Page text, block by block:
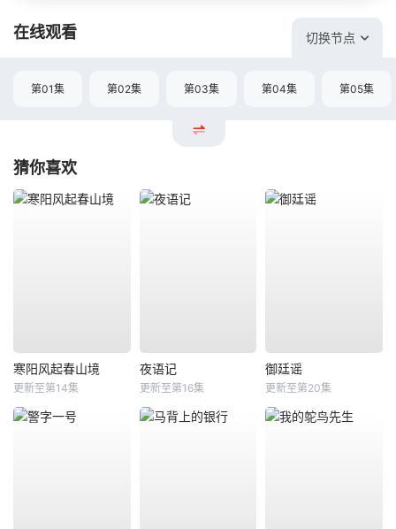
在线观看 切换节点
第01集 第02集 第03集 第04集 第05集
猜你喜欢
寒阳风起春山境
更新至第14集
夜语记
更新至第16集
御廷谣
更新至第20集